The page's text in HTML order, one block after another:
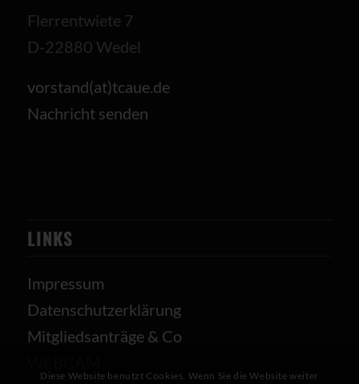
Flerrentwiete 7
D-22880 Wedel
vorstand(at)tcaue.de
Nachricht senden
LINKS
Impressum
Datenschutzerklärung
Mitgliedsanträge & Co
Diese Website benutzt Cookies. Wenn Sie die Website weiter